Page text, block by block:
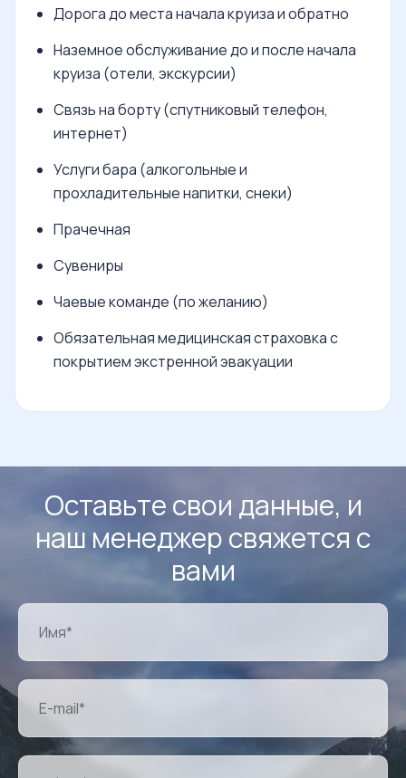
Дорога до места начала круиза и обратно
Наземное обслуживание до и после начала
круиза (отели, экскурсии)
Связь на борту (спутниковый телефон,
интернет)
Услуги бара (алкогольные и
прохладительные напитки, снеки)
Прачечная
Сувениры
Чаевые команде (по желанию)
Обязательная медицинская страховка с
покрытием экстренной эвакуации
Оставьте свои данные, и
наш менеджер свяжется с
вами